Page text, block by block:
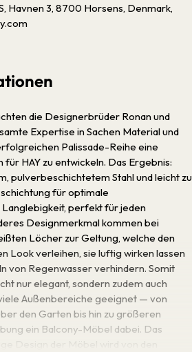
Havnen 3, 8700 Horsens, Denmark,
die Designerbrüder Ronan und
Expertise in Sachen Material und
Palissade-Reihe eine
HAY zu entwickeln. Das Ergebnis:
pulverbeschichtetem Stahl und leicht zu
für optimale
perfekt für jeden
Designmerkmal kommen bei
Löcher zur Geltung, welche den
Look verleihen, sie luftig wirken lassen
von Regenwasser verhindern. Somit
nur elegant, sondern zudem auch
Außenbereiche geeignet — von
den Garten bis hin zu größeren
ein Balcony-Möbel dabei. Das